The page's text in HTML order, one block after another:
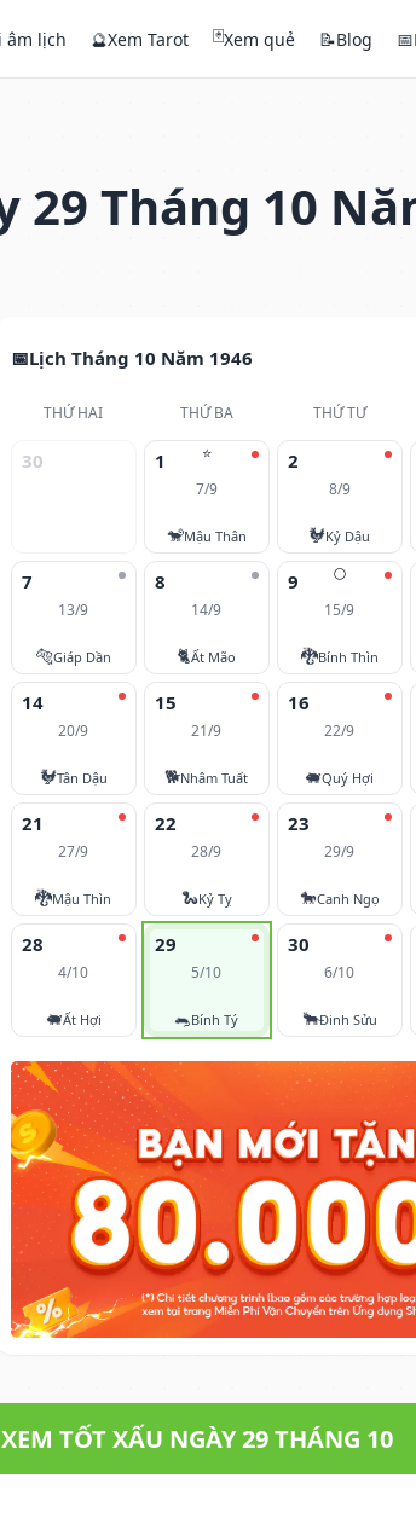
âm lịch 🔮Xem Tarot 🃏Xem quẻ 📝Blog 📅
Tháng 10
Lịch Tháng 10 Năm 1946
THỨ HAI THỨ BA THỨ TƯ
30 ⭐
1
7/9
🐒Mậu Thân
2
8/9
🐓Kỷ Dậu
7
13/9
🐅Giáp Dần
8
14/9
🐈Ất Mão
🌕
9
15/9
🐉Bính Thìn
14
20/9
🐓Tân Dậu
15
21/9
🐕Nhâm Tuất
16
22/9
🐖Quý Hợi
21
27/9
🐉Mậu Thìn
22
28/9
🐍Kỷ Tỵ
23
29/9
🐎Canh Ngọ
28
4/10
🐖Ất Hợi
29
5/10
🐀Bính Tý
30
6/10
🐂Đinh Sửu
XEM TỐT XẤU NGÀY 29 THÁNG 10